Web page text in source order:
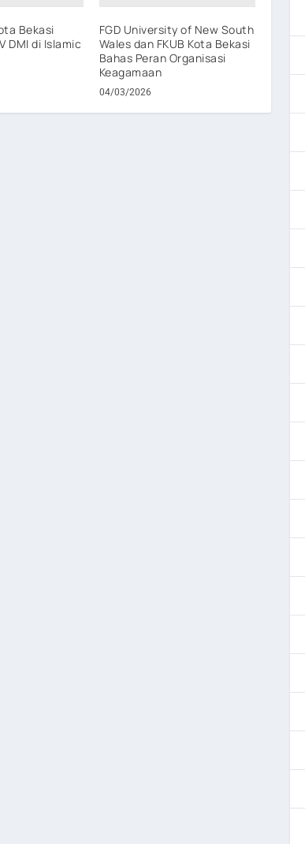
Bekasi
DMI di Islamic
FGD University of New South
Wales dan FKUB Kota Bekasi
Bahas Peran Organisasi
Keagamaan
04/03/2026